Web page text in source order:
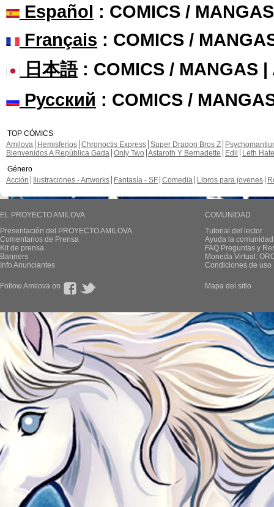
Español : COMICS /
Français : COMICS /
日本語: COMICS / MANGAS |
Русский : COMICS /
TOP CÓMICS
Amilova
Hemisferios Chronoctis Express Super Dragon Bros Z
Bienvenidos A República Gada Only Two Astaroth Y Bernadette Edil
Leth Hate
Género
Acción
Ilustraciones - Artworks Fantasía - SF Comedia Libros para jovenes
EL PROYECTO AMILOVA
Presentación del PROYECTO AMILOVA
Comentarios de Prensa
Kit de prensa
Banners
Info Anunciantes
COMUNIDAD
Tutorial del lector
Ayuda la
FAQ.Preguntas y
Moneda Virtual:
Condiciones de uso
Follow Amilova on Mapa del sitio